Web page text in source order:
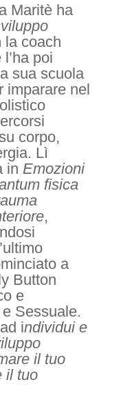
Maritè ha
coach
poi
sua scuola
imparare nel
corpo,
Lì
in Emozioni
fisica
,
a
Button
e
Sessuale.
individui e
il tuo
il tuo